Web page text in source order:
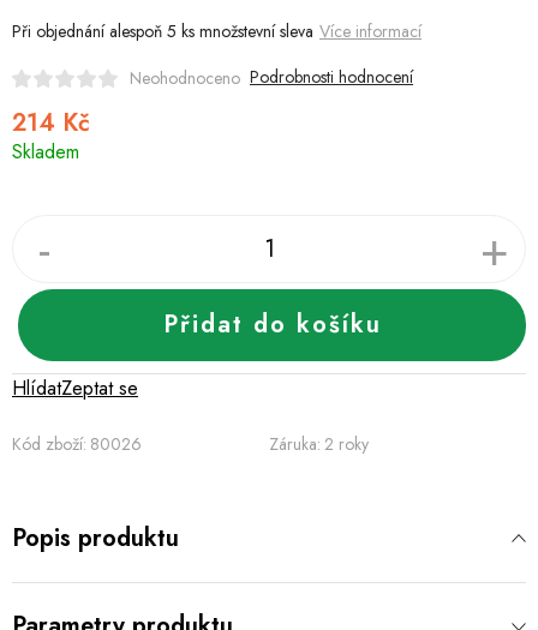
Akční ceny
Půjčovna Kontaktuje nás
Obchodní podmínky
Vrácení a reklamace
Obchodní podmínky pro podnikatele
214 Kč
Skladem
Přidat do košíku
Kód zboží: 80026 Záruka: 2 roky
Zeptat se
Hlídat
Při objednání alespoň 5 ks množstevní sleva Více informací
Neohodnoceno Podrobnosti hodnocení
Popis produktu